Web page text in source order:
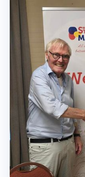
Nieuwe
Overdracht van
ledenvergadering
Schaper.